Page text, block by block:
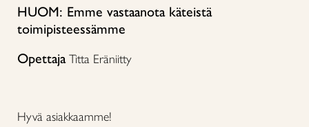
HUOM: Emme vastaanota käteistä
toimipisteessämme
OpettajaTitta Eräniitty
Hyvä asiakkaamme!